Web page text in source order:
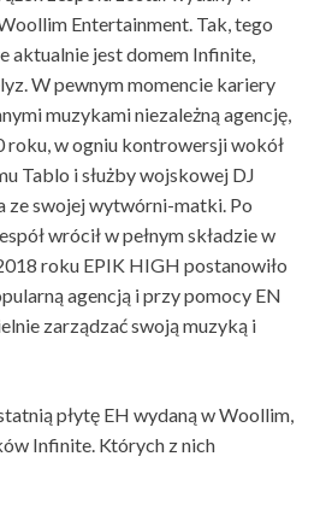
Entertainment. Tak, tego
aktualnie jest domem Infinite,
W pewnym momencie kariery
muzykami niezależną agencję,
roku, w ogniu kontrowersji wokół
Tablo i służby wojskowej DJ
ze swojej wytwórni-matki. Po
wrócił w pełnym składzie w
roku EPIK HIGH postanowiło
agencją i przy pomocy EN
zarządzać swoją muzyką i
płytę EH wydaną w Woollim,
Infinite. Których z nich